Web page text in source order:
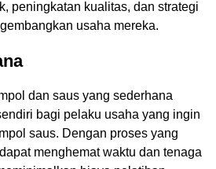
peningkatan kualitas, dan strategi
usaha mereka.
dan saus yang sederhana
bagi pelaku usaha yang ingin
saus. Dengan proses yang
menghemat waktu dan tenaga